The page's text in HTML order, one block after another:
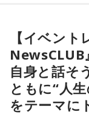
【イベン
NewsCLUB
自身と話そ
ともに“人
をテーマに